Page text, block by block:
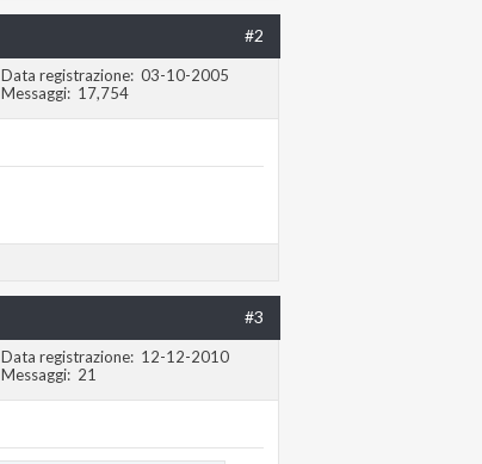
#2
Data registrazione 03-10-2005
Messaggi
17,754
#3
Data registrazione
12-12-2010
Messaggi
21